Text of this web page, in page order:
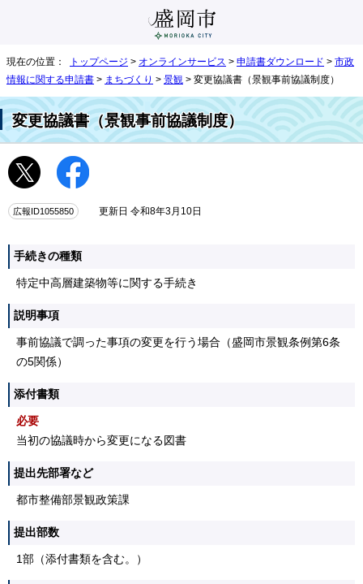
現在の位置： トップページ > オンラインサービス > 申請書ダウンロード > 市政
情報に関する申請書 > まちづくり > 景観 > 変更協議書（景観事前協議制度）
変更協議書（景観事前協議制度）
広報ID1055850 更新日 令和8年3月10日
手続きの種類
特定中高層建築物等に関する手続き
説明事項
事前協議で調った事項の変更を行う場合（盛岡市景観条例第6条
の5関係）
添付書類
必要
当初の協議時から変更になる図書
提出先部署など
都市整備部景観政策課
提出部数
1部（添付書類を含む。）